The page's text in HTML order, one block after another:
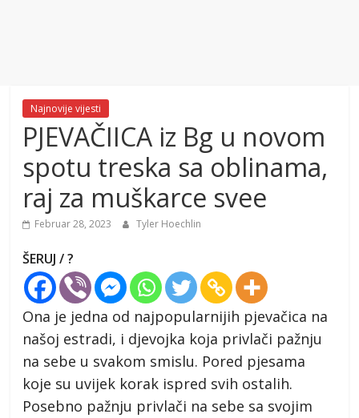
Najnovije vijesti
PJEVAČIICA iz Bg u novom
spotu treska sa oblinama,
raj za muškarce svee
Februar 28, 2023 Tyler Hoechlin
ŠERUJ / ?
Ona je jedna od najpopularnijih pjevačica na
našoj estradi, i djevojka koja privlači pažnju
na sebe u svakom smislu. Pored pjesama
koje su uvijek korak ispred svih ostalih.
Posebno pažnju privlači na sebe sa svojim